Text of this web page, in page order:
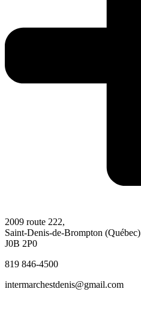
2009 route 222,
Saint-Denis-de-Brompton (Québec)
J0B 2P0
819 846-4500
intermarchestdenis@gmail.com